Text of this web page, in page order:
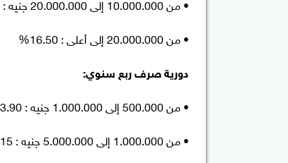
• من 10.000.000 إلى 20.000.000 جنيه : 16%.
• من 20.000.000 إلى أعلى : 16.50%
دورية صرف ربع سنوي:
• من 500.000 إلى 1.000.000 جنيه : 13.90%
• من 1.000.000 إلى 5.000.000 جنيه : 15.15%